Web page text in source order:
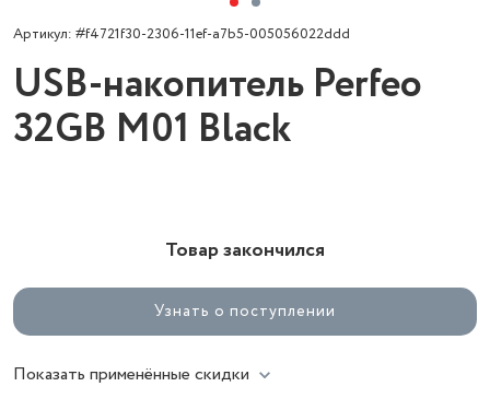
Артикул: #f4721f30-2306-11ef-a7b5-005056022ddd
USB-накопитель Perfeo
32GB M01 Black
Товар закончился
Узнать о поступлении
Показать применённые скидки